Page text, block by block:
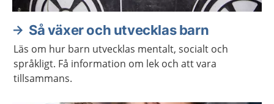
Så växer och utvecklas barn
Läs om hur barn utvecklas mentalt, socialt och
språkligt. Få information om lek och att vara
tillsammans.